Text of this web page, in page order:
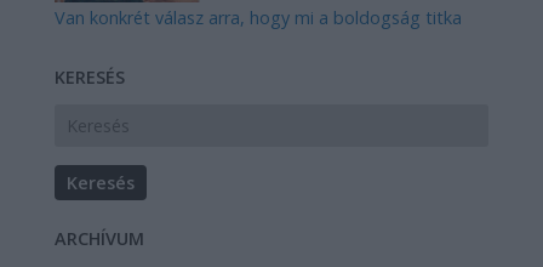
Van konkrét válasz arra, hogy mi a boldogság titka
KERESÉS
ARCHÍVUM